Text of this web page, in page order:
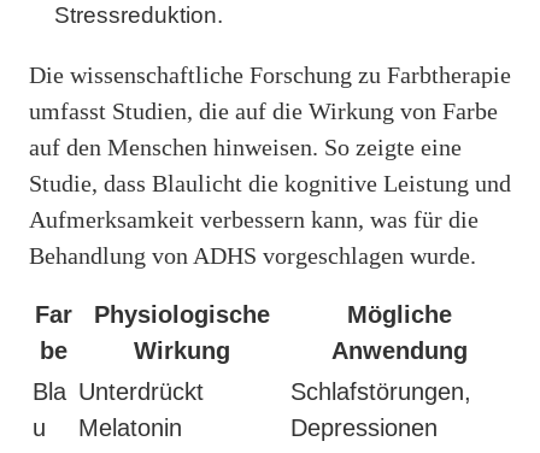
Stressreduktion.
Die wissenschaftliche Forschung zu Farbtherapie
umfasst Studien, die auf die Wirkung von Farbe
auf den Menschen hinweisen. So zeigte eine
Studie, dass Blaulicht die kognitive Leistung und
Aufmerksamkeit verbessern kann, was für die
Behandlung von ADHS vorgeschlagen wurde.
Far
be
Physiologische
Wirkung
Mögliche
Anwendung
Bla
u
Unterdrückt
Melatonin
Schlafstörungen,
Depressionen